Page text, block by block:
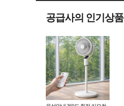
공급사의 인기상품